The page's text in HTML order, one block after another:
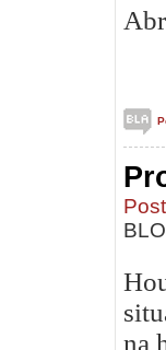
na